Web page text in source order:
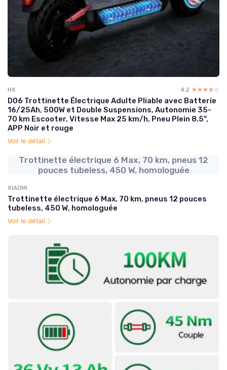
HX 4.2 ☆☆☆☆☆
★★★★★
D06 Trottinette Électrique Adulte Pliable avec Batterie
16/25Ah, 500W et Double Suspensions, Autonomie 35-
70 km Escooter, Vitesse Max 25 km/h, Pneu Plein 8.5",
APP Noir et rouge
Voir le détail
Trottinette électrique 6 Max, 70 km, pneus 12
pouces tubeless, 450 W, homologuée
XIAOMI
Trottinette électrique 6 Max, 70 km, pneus 12 pouces
tubeless, 450 W, homologuée
Voir le détail